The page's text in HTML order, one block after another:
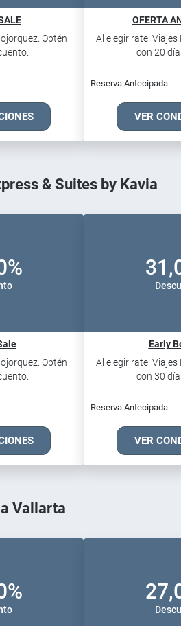
Obtén
OFERTA
Al elegir rate:
con 20
Reserva Antecipada
VER
& Suites by Kavia
Obtén
Early
Al elegir rate:
con 30
Reserva Antecipada
VER
Vallarta